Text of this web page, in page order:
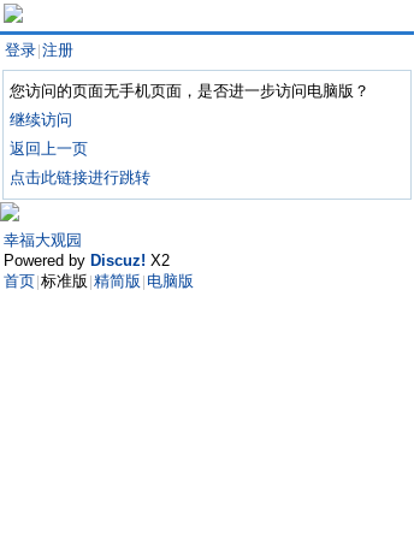
登录 注册
您访问的页面无手机页面，是否进一步访问电脑版？
继续访问
返回上一页
点击此链接进行跳转
幸福大观园
Powered by Discuz! X2
首页 标准版 精简版 电脑版